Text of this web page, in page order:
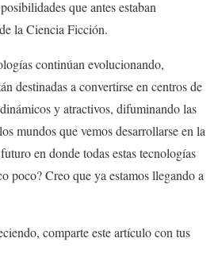
que antes estaban
la Ciencia Ficción.
continúan evolucionando,
destinadas a convertirse en centros de
y atractivos, difuminando las
mundos que vemos desarrollarse en la
en donde todas estas tecnologías
poco? Creo que ya estamos llegando a
comparte este artículo con tus